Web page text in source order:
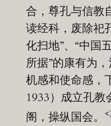
合，尊孔与信教
读经科，废除祀
化扫地”、“中国
所据”的康有为
机感和使命感，
1933）成立孔
阁，操纵国会。